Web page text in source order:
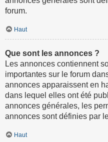
forum.
Haut
Que sont les annonces ?
Les annonces contiennent
importantes sur le forum
annonces apparaissent en
dans lequel elles ont été
annonces générales, les
annonces sont définies par
Haut